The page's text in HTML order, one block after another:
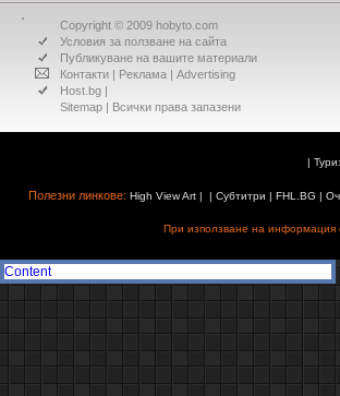
Copyright © 2009 hobyto.com
Условия за ползване на сайта
Публикуване на вашите материали
Контакти | Реклама | Advertising
Host.bg |
Sitemap | Всички права запазени
|
Полезни линкове: High View Art| | Субтитри | FHL.BG |
При използване на информация
Content